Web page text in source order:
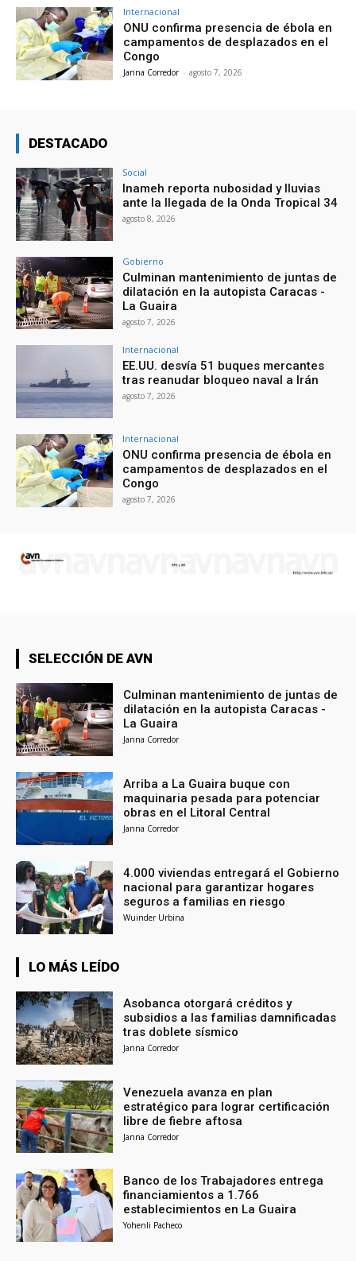
Internacional
ONU confirma presencia de ébola en
campamentos de desplazados en el
Congo
Janna Corredor - agosto 7, 2026
DESTACADO
Social
Inameh reporta nubosidad y lluvias
ante la llegada de la Onda Tropical 34
agosto 8, 2026
Gobierno
Culminan mantenimiento de juntas de
dilatación en la autopista Caracas -
La Guaira
agosto 7, 2026
Internacional
EE.UU. desvía 51 buques mercantes
tras reanudar bloqueo naval a Irán
agosto 7, 2026
Internacional
ONU confirma presencia de ébola en
campamentos de desplazados en el
Congo
agosto 7, 2026
SELECCIÓN DE AVN
Culminan mantenimiento de juntas de
dilatación en la autopista Caracas -
La Guaira
Janna Corredor
Arriba a La Guaira buque con
maquinaria pesada para potenciar
obras en el Litoral Central
Janna Corredor
4.000 viviendas entregará el Gobierno
nacional para garantizar hogares
seguros a familias en riesgo
Wuinder Urbina
LO MÁS LEÍDO
Asobanca otorgará créditos y
subsidios a las familias damnificadas
tras doblete sísmico
Janna Corredor
Venezuela avanza en plan
estratégico para lograr certificación
libre de fiebre aftosa
Janna Corredor
Banco de los Trabajadores entrega
financiamientos a 1.766
establecimientos en La Guaira
Yohenli Pacheco